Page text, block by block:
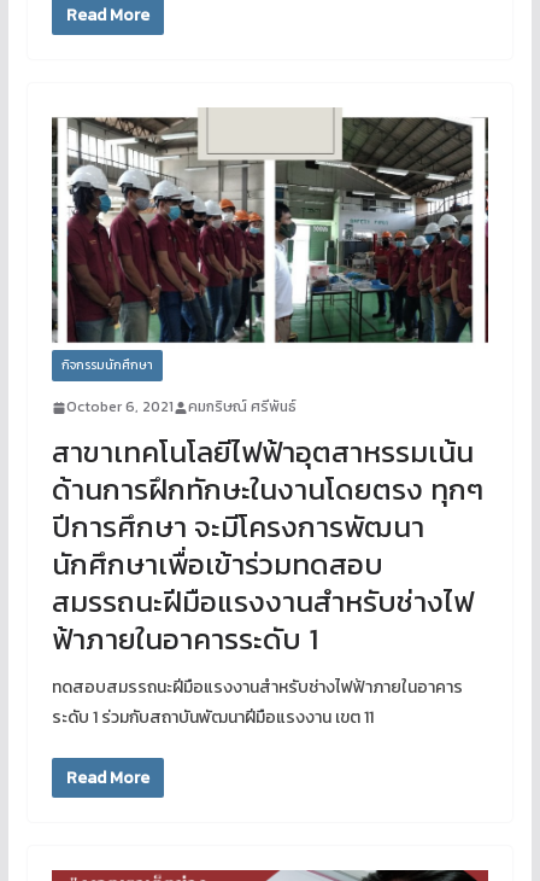
Read More
กิจกรรมนักศึกษา
October 6, 2021 คมกริษณ์ ศรีพันธ์
สาขาเทคโนโลยีไฟฟ้าอุตสาหรรมเน้น
ด้านการฝึกทักษะในงานโดยตรง ทุกๆ
ปีการศึกษา จะมีโครงการพัฒนา
นักศึกษาเพื่อเข้าร่วมทดสอบ
สมรรถนะฝีมือแรงงานสำหรับช่างไฟ
ฟ้าภายในอาคารระดับ 1
ทดสอบสมรรถนะฝีมือแรงงานสำหรับช่างไฟฟ้าภายในอาคาร
ระดับ 1 ร่วมกับสถาบันพัฒนาฝีมือแรงงาน เขต 11
Read More